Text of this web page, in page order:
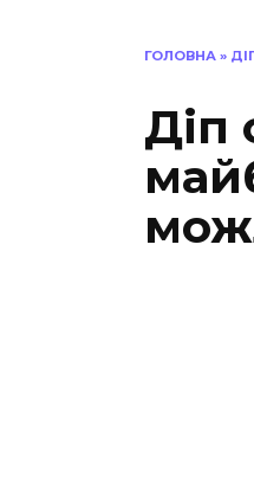
ГОЛОВНА »
Діп